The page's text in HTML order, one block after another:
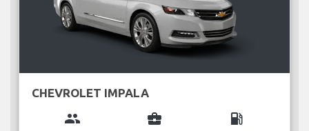
CHEVROLET IMPALA
group business_center local_gas_station